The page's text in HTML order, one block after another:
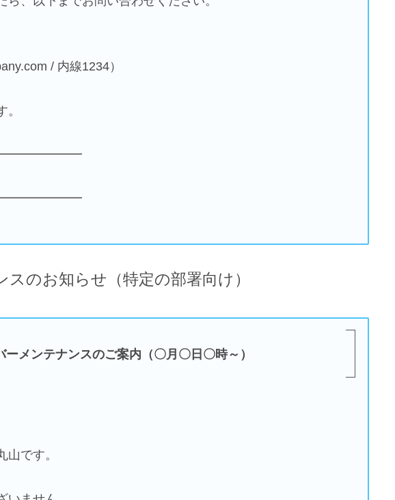
/ 内線1234）
のお知らせ（特定の部署向け）
メンテナンスのご案内（〇月〇日〇時～）
です。